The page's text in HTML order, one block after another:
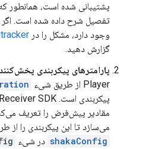
پشتیبانی شده است، همانطور
تفصیل شرح داده شده است.
وجود دارد، مشکل را در
گزارش دهید.
پارامترهای پیکربندی
Player از طریق شیء
مقادیر پیش‌فرض را تعریف
می‌سازد تا این پیکربندی را از
shakaConfig در شیء